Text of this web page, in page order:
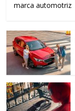
marca automotriz